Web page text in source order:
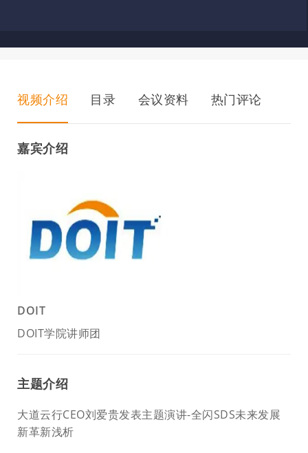
视频介绍 目录 会议资料 热门评论
嘉宾介绍
DOIT
DOIT学院讲师团
主题介绍
大道云行CEO刘爱贵发表主题演讲-全闪SDS未来发展
新革新浅析